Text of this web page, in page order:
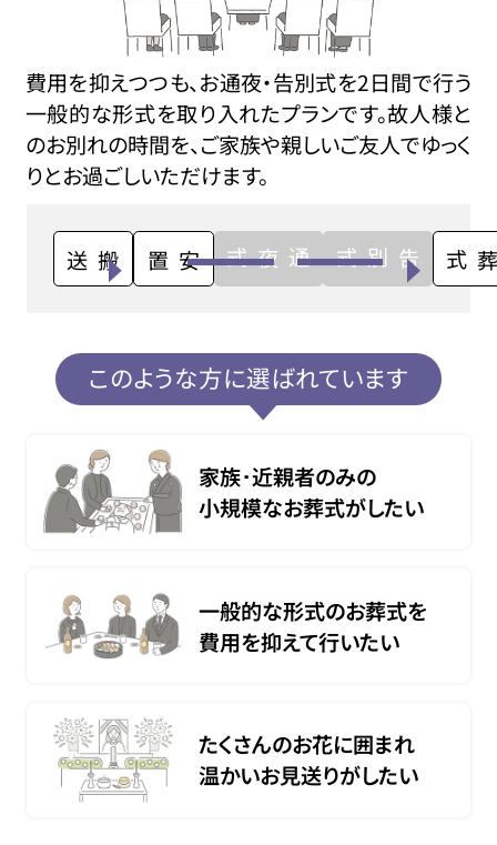
費用を抑えつつも、お通夜・告別式を2日間で行う
一般的な形式を取り入れたプランです。故人様と
のお別れの時間を、ご家族や親しいご友人でゆっく
りとお過ごしいただけます。
搬送 安置 通夜式 告別式 火葬式
このような方に選ばれています
家族･近親者のみの
小規模なお葬式がしたい
一般的な形式のお葬式を
費用を抑えて行いたい
たくさんのお花に囲まれ
温かいお見送りがしたい